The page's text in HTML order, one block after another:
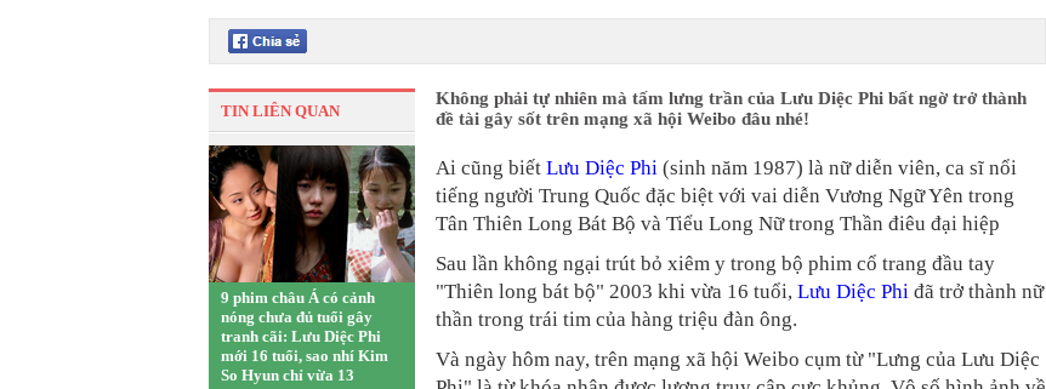
TIN LIÊN QUAN
9 phim châu Á có cảnh
nóng chưa đủ tuổi gây
tranh cãi: Lưu Diệc Phi
mới 16 tuổi, sao nhí Kim
So Hyun chỉ vừa 13
Không phải tự nhiên mà tấm lưng trần của Lưu Diệc Phi bất ngờ trở thành
đề tài gây sốt trên mạng xã hội Weibo đâu nhé!
Ai cũng biết Lưu Diệc Phi (sinh năm 1987) là nữ diễn viên, ca sĩ nổi
tiếng người Trung Quốc đặc biệt với vai diễn Vương Ngữ Yên trong
Tân Thiên Long Bát Bộ và Tiểu Long Nữ trong Thần điêu đại hiệp
Sau lần không ngại trút bỏ xiêm y trong bộ phim cổ trang đầu tay
"Thiên long bát bộ" 2003 khi vừa 16 tuổi, Lưu Diệc Phi đã trở thành nữ
thần trong trái tim của hàng triệu đàn ông.
Và ngày hôm nay, trên mạng xã hội Weibo cụm từ "Lưng của Lưu Diệc